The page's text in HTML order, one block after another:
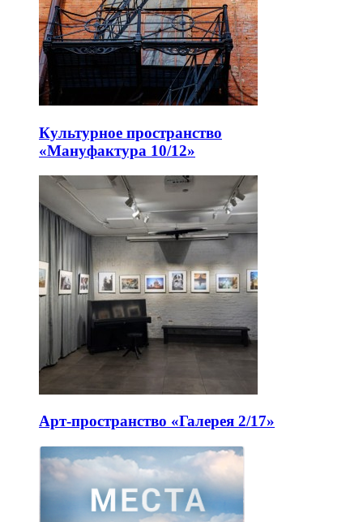
Культурное пространство
«Мануфактура 10/12»
Арт-пространство «Галерея 2/17»